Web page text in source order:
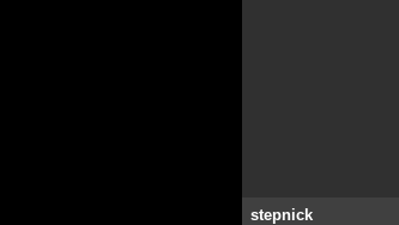
stepnick